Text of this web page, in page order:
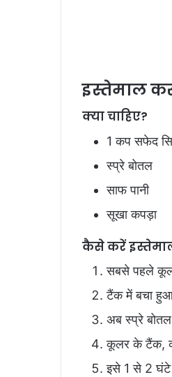
इस्तेमाल
क्या चाहिए?
1 कप सफेद
स्प्रे बोतल
साफ पानी
सूखा कपड़ा
कैसे करें
सबसे पहले
टैंक में बचा हुआ
अब स्प्रे
कूलर के टैंक,
इसे 1 से 2 घंटे